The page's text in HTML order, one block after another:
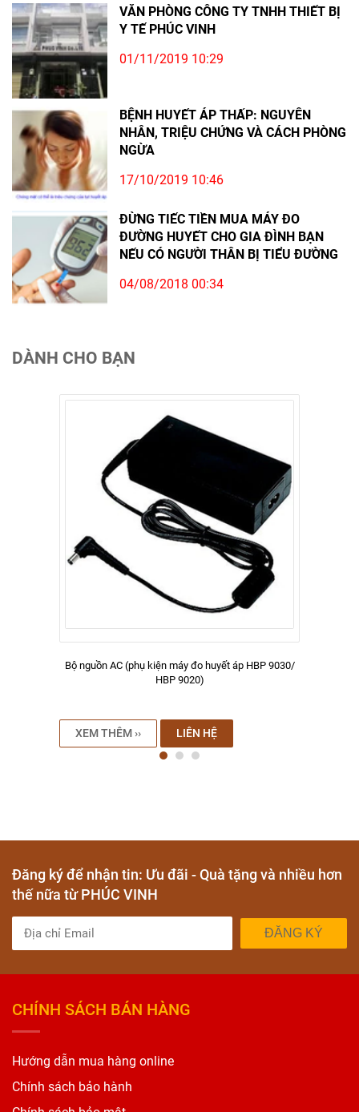
VĂN PHÒNG CÔNG TY TNHH THIẾT BỊ
Y TẾ PHÚC VINH
01/11/2019 10:29
BỆNH HUYẾT ÁP THẤP: NGUYÊN
NHÂN, TRIỆU CHỨNG VÀ CÁCH PHÒNG
NGỪA
17/10/2019 10:46
ĐỪNG TIẾC TIỀN MUA MÁY ĐO
ĐƯỜNG HUYẾT CHO GIA ĐÌNH BẠN
NẾU CÓ NGƯỜI THÂN BỊ TIỂU ĐƯỜNG
04/08/2018 00:34
DÀNH CHO BẠN
Bộ nguồn AC (phụ kiện máy đo huyết áp HBP 9030/
HBP 9020)
XEM THÊM ›› LIÊN HỆ
Đăng ký để nhận tin: Ưu đãi - Quà tặng và nhiều hơn
thế nữa từ PHÚC VINH
ĐĂNG KÝ
CHÍNH SÁCH BÁN HÀNG
Hướng dẫn mua hàng online
Chính sách bảo hành